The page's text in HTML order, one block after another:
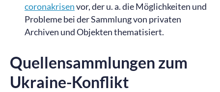
coronakrisenvor, der u. a. die Möglichkeiten und
Probleme bei der Sammlung von privaten
Archiven und Objekten thematisiert.
Quellensammlungen zum
Ukraine-Konflikt